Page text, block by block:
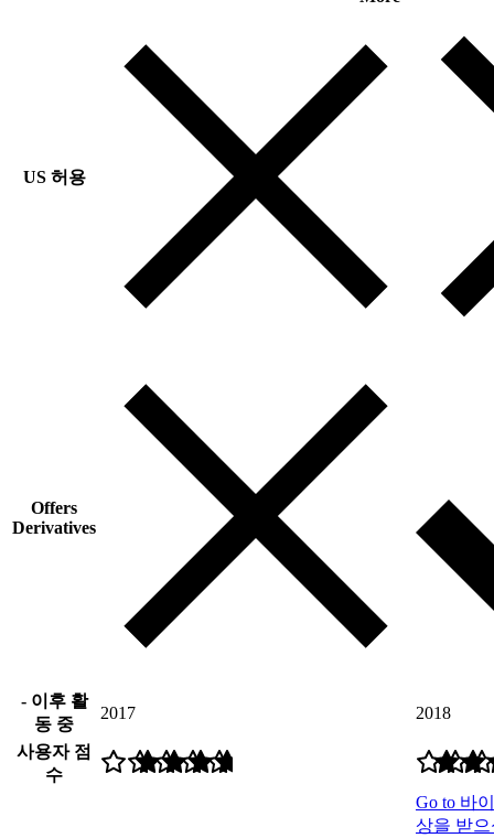
US 허용
Offers
Derivatives
- 이후 활
동 중
2017 2018
사용자 점
수
Go to 바
상을 받